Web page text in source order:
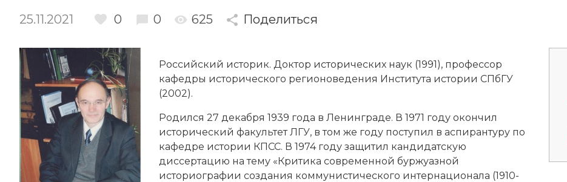
25.11.2021 0 0 625 Поделиться
Российский историк. Доктор исторических наук (1991), профессор
кафедры исторического регионоведения Института истории СПбГУ
(2002).
Родился 27 декабря 1939 года в Ленинграде. В 1971 году окончил
исторический факультет ЛГУ, в том же году поступил в аспирантуру по
кафедре истории КПСС. В 1974 году защитил кандидатскую
диссертацию на тему «Критика современной буржуазной
историографии создания коммунистического интернационала (1910-